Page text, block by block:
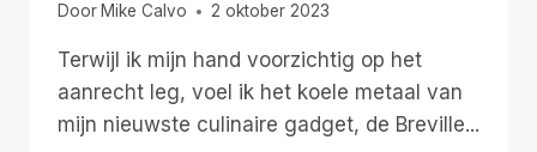
Door Mike Calvo 2 oktober 2023
Terwijl ik mijn hand voorzichtig op het
aanrecht leg, voel ik het koele metaal van
mijn nieuwste culinaire gadget, de Breville...